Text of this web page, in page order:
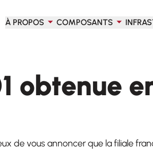
À PROPOS
COMPOSANTS
obtenue
de vous annoncer que la filiale